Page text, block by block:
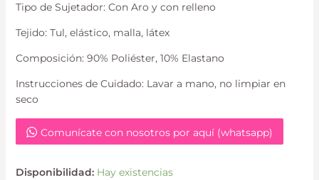
Tipo de Sujetador: Con Aro y con relleno
Tejido: Tul, elástico, malla, látex
Composición: 90% Poliéster, 10% Elastano
Instrucciones de Cuidado: Lavar a mano, no limpiar en
seco
Comunícate con nosotros por aquí (whatsapp)
Disponibilidad: Hay existencias